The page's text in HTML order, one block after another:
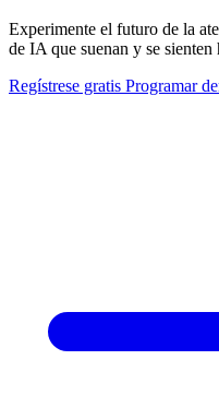
Experimente el futuro de la
de IA que suenan y se sienten
Regístrese gratis Programar